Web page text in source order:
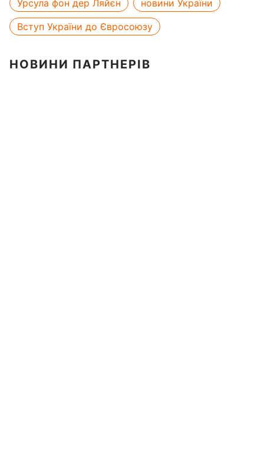
Урсула фон дер Ляйєн
новини України
Вступ України до Євросоюзу
НОВИНИ ПАРТНЕРІВ